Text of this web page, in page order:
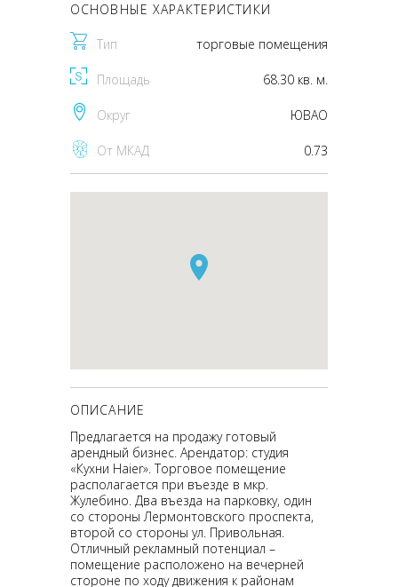
ОСНОВНЫЕ ХАРАКТЕРИСТИКИ
Тип торговые помещения
Площадь 68.30 кв. м.
Округ ЮВАО
От МКАД 0.73
ОПИСАНИЕ
Предлагается на продажу готовый
арендный бизнес. Арендатор: студия
«Кухни Haier». Торговое помещение
располагается при въезде в мкр.
Жулебино. Два въезда на парковку, один
со стороны Лермонтовского проспекта,
второй со стороны ул. Привольная.
Отличный рекламный потенциал –
помещение расположено на вечерней
стороне по ходу движения к районам